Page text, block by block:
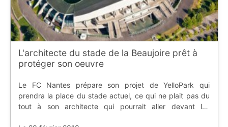
L'architecte du stade de la Beaujoire prêt à
protéger son oeuvre
Le FC Nantes prépare son projet de YelloPark qui
prendra la place du stade actuel, ce qui ne plait pas du
tout à son architecte qui pourrait aller devant les